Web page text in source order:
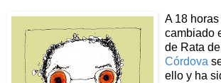
A 18
cambiado
de Rata
Córdova
ello y ha